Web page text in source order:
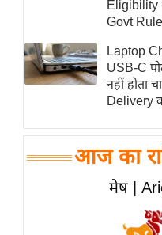
एम.
आर.
आई.
समीक्षा
धर्म
ज्योतिष
Eligibility
Govt
Laptop
USB-C
नहीं होता
Delivery
आज का
मेष |